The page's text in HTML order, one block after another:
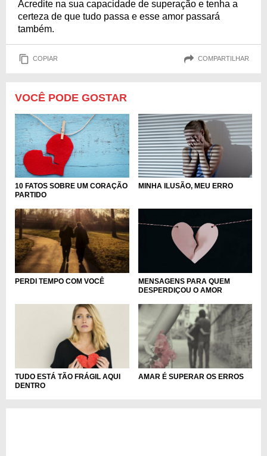
Acredite na sua capacidade de superação e tenha a
certeza de que tudo passa e esse amor passará
também.
COPIAR COMPARTILHAR
VOCÊ PODE GOSTAR
10 FATOS SOBRE UM CORAÇÃO
PARTIDO
MINHA ILUSÃO, MEU ERRO
PERDI TEMPO COM VOCÊ
MENSAGENS PARA QUEM
DESPERDIÇOU O AMOR
TUDO ESTÁ TÃO FRÁGIL AQUI
DENTRO
AMAR É SUPERAR OS ERROS